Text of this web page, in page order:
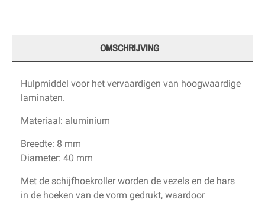
OMSCHRIJVING
Hulpmiddel voor het vervaardigen van hoogwaardige
laminaten.
Materiaal: aluminium
Breedte: 8 mm
Diameter: 40 mm
Met de schijfhoekroller worden de vezels en de hars
in de hoeken van de vorm gedrukt, waardoor